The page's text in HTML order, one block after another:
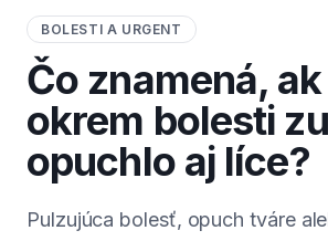
BOLESTI A URGENT
Čo znamená,
okrem bolesti
opuchlo aj líce?
Pulzujúca bolesť, opuch tváre